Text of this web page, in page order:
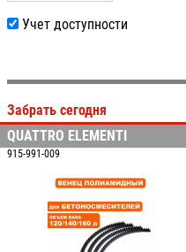
производитель
Учет доступности
Забрать сегодня
QUATTRO ELEMENTI
915-991-009